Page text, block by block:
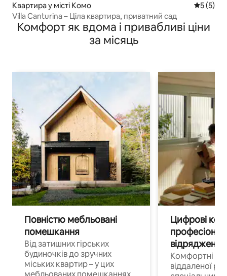
Квартира у місті Комо Середня
5 (5)
Villa Canturina – Ціла квартира, приватний сад
Комфорт як вдома і привабливі ціни
за місяць
Повністю мебльовані
помешкання
Від затишних гірських
будиночків до зручних
міських квартир – у цих
Цифрові
Комфортні
віддаленої